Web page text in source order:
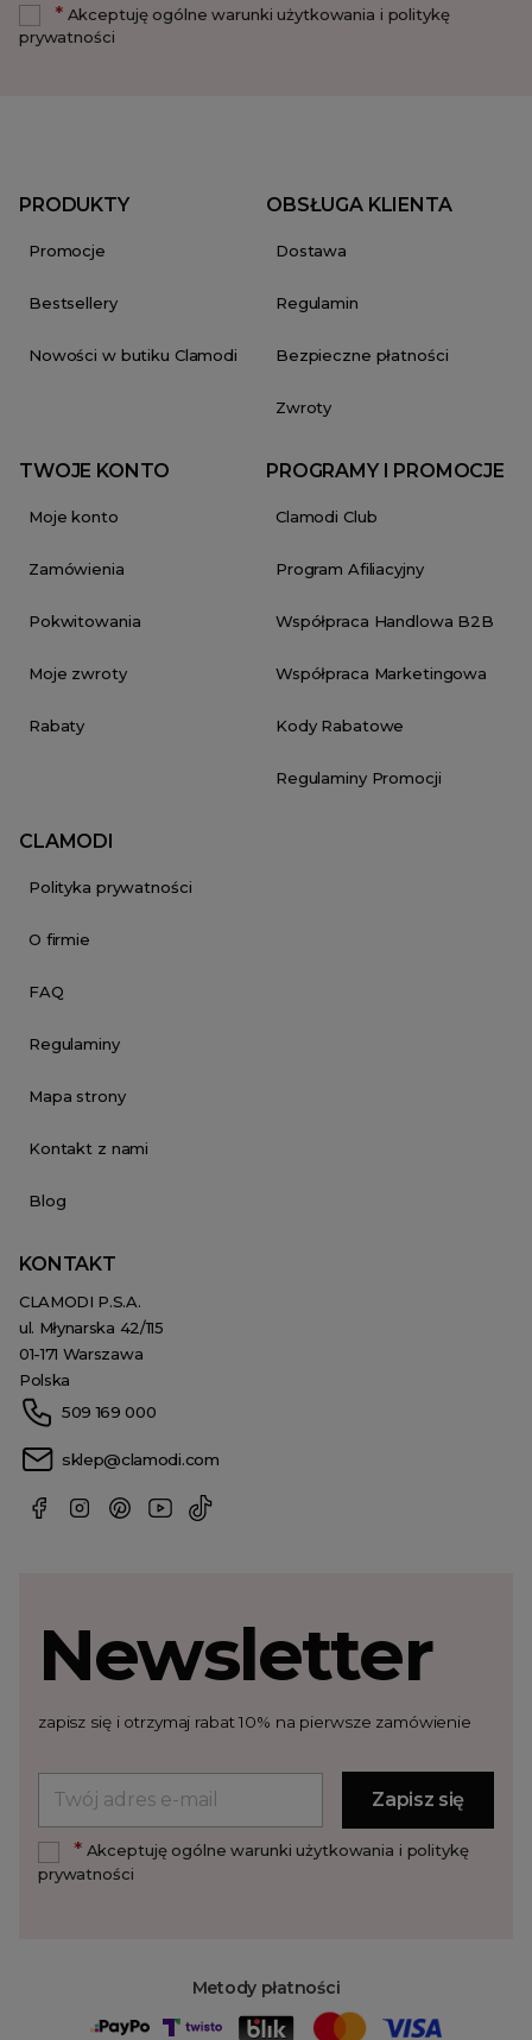
*Akceptuję ogólne warunki użytkowania i politykę
prywatności
PRODUKTY
Promocje
Bestsellery
Nowości w butiku Clamodi
OBSŁUGA KLIENTA
Dostawa
Regulamin
Bezpieczne płatności
Zwroty
TWOJE KONTO
Moje konto
Zamówienia
Pokwitowania
Moje zwroty
Rabaty
PROGRAMY I PROMOCJE
Clamodi Club
Program Afiliacyjny
Współpraca Handlowa B2B
Współpraca Marketingowa
Kody Rabatowe
Regulaminy Promocji
CLAMODI
Polityka prywatności
O firmie
FAQ
Regulaminy
Mapa strony
Kontakt z nami
Blog
KONTAKT
CLAMODI P.S.A.
ul. Młynarska 42/115
01-171 Warszawa
Polska
509 169 000
sklep@clamodi.com
Metody płatności
Newsletter
zapisz się i otrzymaj rabat 10% na pierwsze zamówienie
*Akceptuję ogólne warunki użytkowania i politykę
prywatności